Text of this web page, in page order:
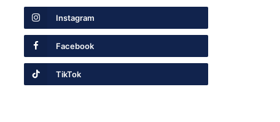
Instagram
Facebook
TikTok